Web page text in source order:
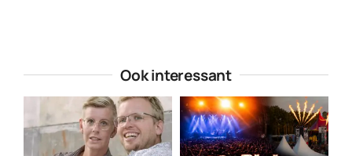
Ook interessant